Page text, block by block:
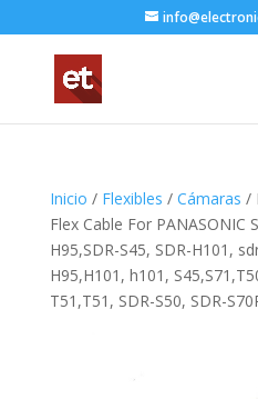
Inicio / Flexibles / Cámaras /
Flex Cable For PANASONIC
H95,SDR-S45, SDR-H101,
H95,H101, h101,
T51,T51, SDR-S50, SDR-